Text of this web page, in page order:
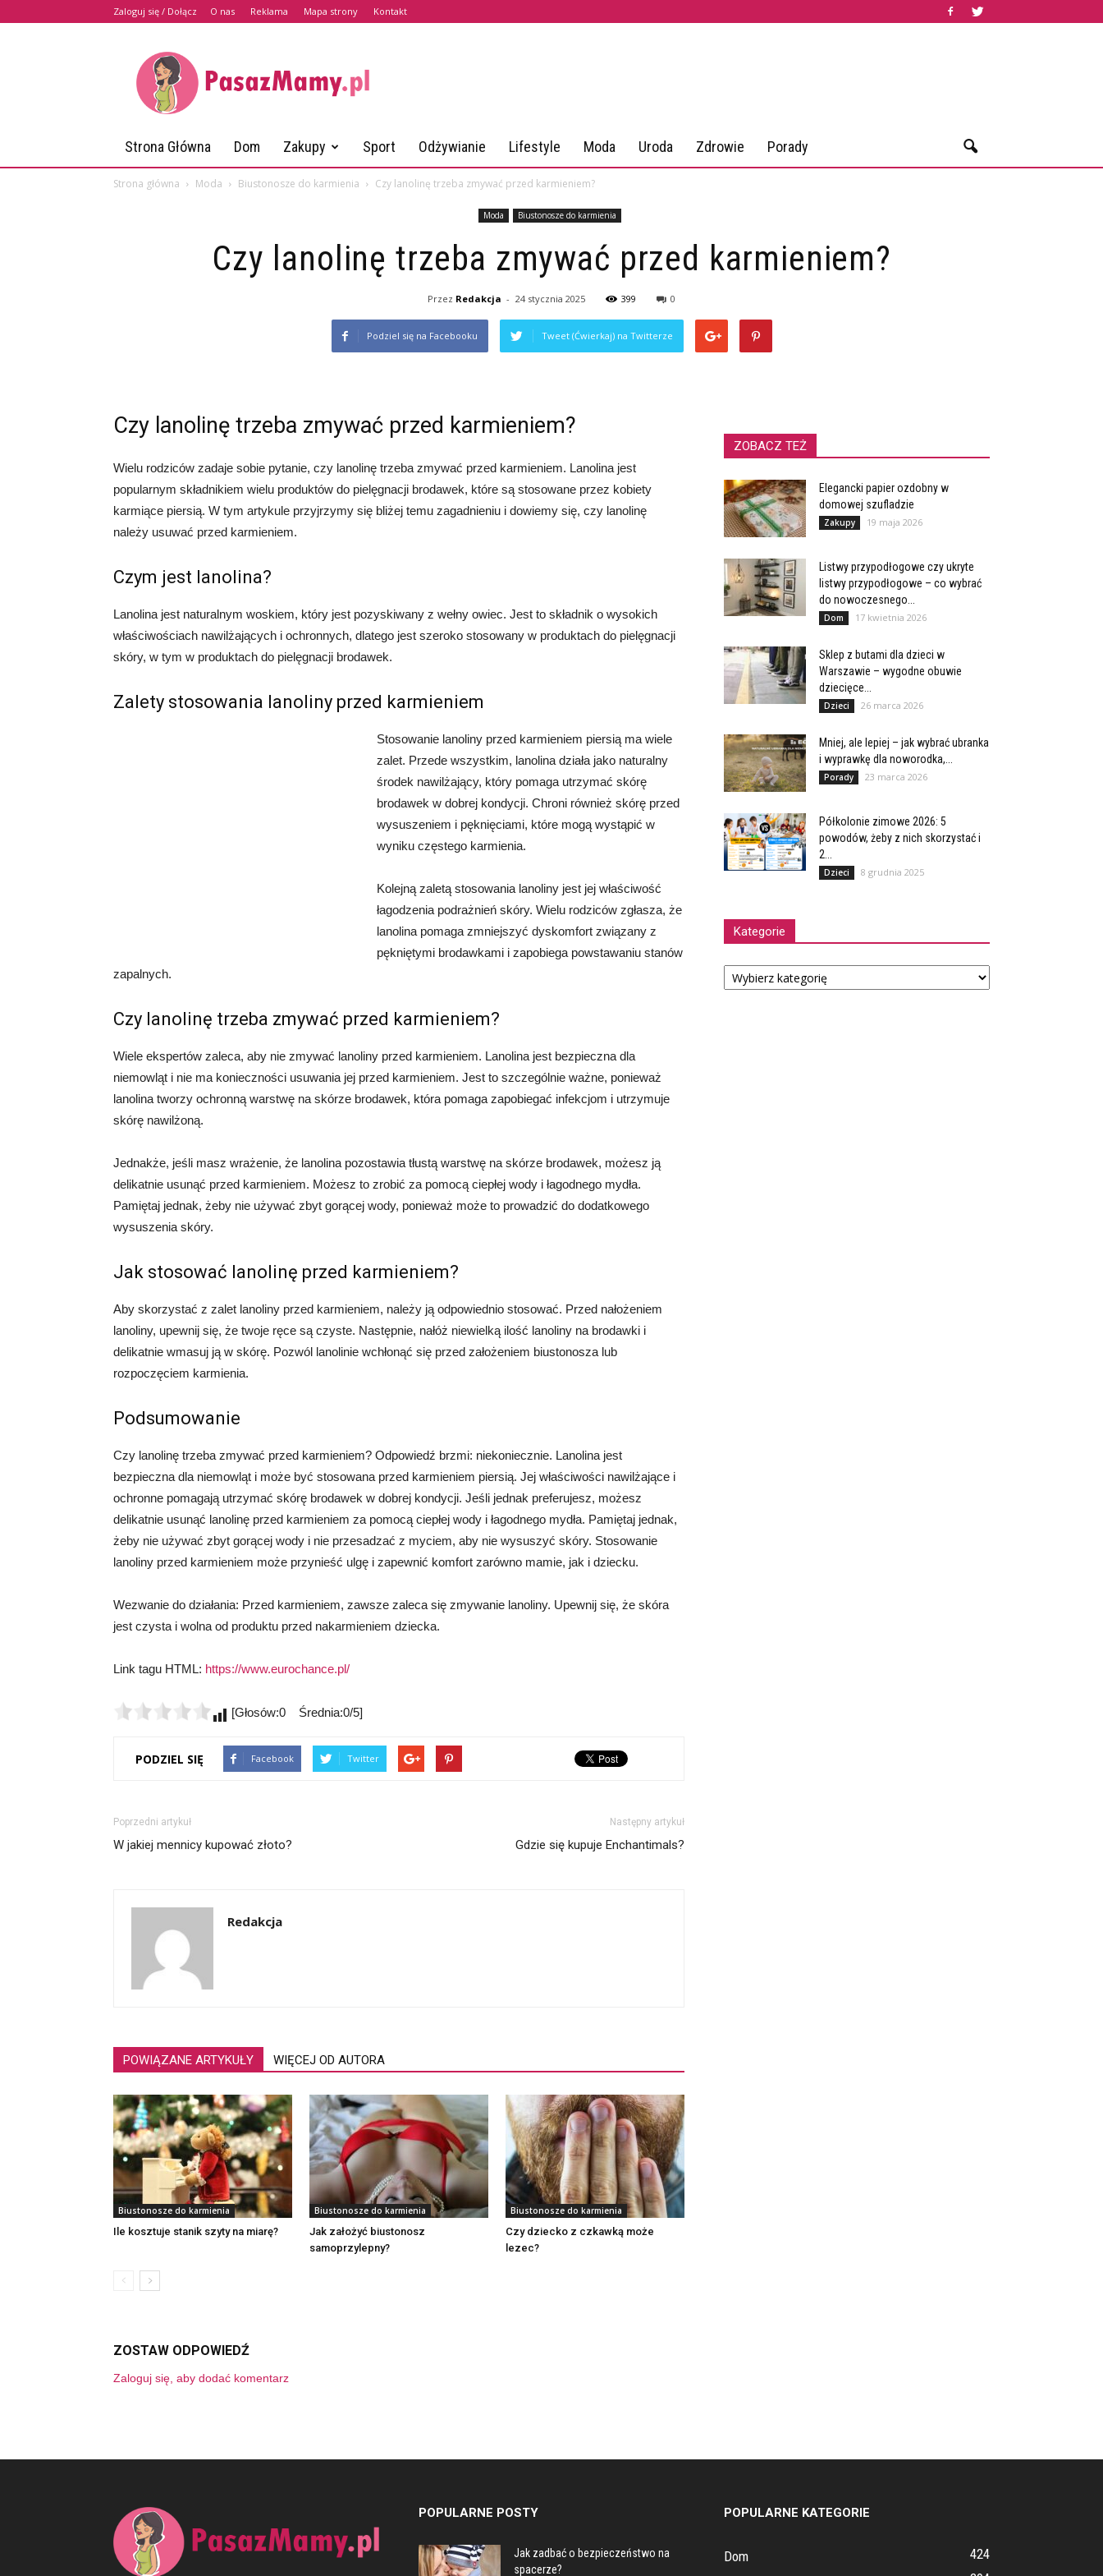
Zaloguj się / Dołącz O nas Reklama Mapa strony Kontakt
PasazMamy.pl
Strona Główna Dom Zakupy Sport Odżywianie Lifestyle Moda Uroda Zdrowie Porady
Strona główna Moda Biustonosze do karmienia Czy lanolinę trzeba zmywać przed karmieniem?
Moda Biustonosze do karmienia
Czy lanolinę trzeba zmywać przed karmieniem?
Przez Redakcja - 24 stycznia 2025 399 0
Podziel się na Facebooku Tweet (Ćwierkaj) na Twitterze
Czy lanolinę trzeba zmywać przed karmieniem?
Wielu rodziców zadaje sobie pytanie, czy lanolinę trzeba zmywać przed karmieniem. Lanolina jest
popularnym składnikiem wielu produktów do pielęgnacji brodawek, które są stosowane przez kobiety
karmiące piersią. W tym artykule przyjrzymy się bliżej temu zagadnieniu i dowiemy się, czy lanolinę
należy usuwać przed karmieniem.
Czym jest lanolina?
Lanolina jest naturalnym woskiem, który jest pozyskiwany z wełny owiec. Jest to składnik o wysokich
właściwościach nawilżających i ochronnych, dlatego jest szeroko stosowany w produktach do pielęgnacji
skóry, w tym w produktach do pielęgnacji brodawek.
Zalety stosowania lanoliny przed karmieniem
Stosowanie lanoliny przed karmieniem piersią ma wiele
zalet. Przede wszystkim, lanolina działa jako naturalny
środek nawilżający, który pomaga utrzymać skórę
brodawek w dobrej kondycji. Chroni również skórę przed
wysuszeniem i pęknięciami, które mogą wystąpić w
wyniku częstego karmienia.
Kolejną zaletą stosowania lanoliny jest jej właściwość
łagodzenia podrażnień skóry. Wielu rodziców zgłasza, że
lanolina pomaga zmniejszyć dyskomfort związany z
pękniętymi brodawkami i zapobiega powstawaniu stanów
zapalnych.
Czy lanolinę trzeba zmywać przed karmieniem?
Wiele ekspertów zaleca, aby nie zmywać lanoliny przed karmieniem. Lanolina jest bezpieczna dla
niemowląt i nie ma konieczności usuwania jej przed karmieniem. Jest to szczególnie ważne, ponieważ
lanolina tworzy ochronną warstwę na skórze brodawek, która pomaga zapobiegać infekcjom i utrzymuje
skórę nawilżoną.
Jednakże, jeśli masz wrażenie, że lanolina pozostawia tłustą warstwę na skórze brodawek, możesz ją
delikatnie usunąć przed karmieniem. Możesz to zrobić za pomocą ciepłej wody i łagodnego mydła.
Pamiętaj jednak, żeby nie używać zbyt gorącej wody, ponieważ może to prowadzić do dodatkowego
wysuszenia skóry.
Jak stosować lanolinę przed karmieniem?
Aby skorzystać z zalet lanoliny przed karmieniem, należy ją odpowiednio stosować. Przed nałożeniem
lanoliny, upewnij się, że twoje ręce są czyste. Następnie, nałóż niewielką ilość lanoliny na brodawki i
delikatnie wmasuj ją w skórę. Pozwól lanolinie wchłonąć się przed założeniem biustonosza lub
rozpoczęciem karmienia.
Podsumowanie
Czy lanolinę trzeba zmywać przed karmieniem? Odpowiedź brzmi: niekoniecznie. Lanolina jest
bezpieczna dla niemowląt i może być stosowana przed karmieniem piersią. Jej właściwości nawilżające i
ochronne pomagają utrzymać skórę brodawek w dobrej kondycji. Jeśli jednak preferujesz, możesz
delikatnie usunąć lanolinę przed karmieniem za pomocą ciepłej wody i łagodnego mydła. Pamiętaj jednak,
żeby nie używać zbyt gorącej wody i nie przesadzać z myciem, aby nie wysuszyć skóry. Stosowanie
lanoliny przed karmieniem może przynieść ulgę i zapewnić komfort zarówno mamie, jak i dziecku.
Wezwanie do działania: Przed karmieniem, zawsze zaleca się zmywanie lanoliny. Upewnij się, że skóra
jest czysta i wolna od produktu przed nakarmieniem dziecka.
Link tagu HTML: https://www.eurochance.pl/
[Głosów:0 Średnia:0/5]
PODZIEL SIĘ Facebook Twitter
Poprzedni artykuł
W jakiej mennicy kupować złoto?
Następny artykuł
Gdzie się kupuje Enchantimals?
Redakcja
POWIĄZANE ARTYKUŁY WIĘCEJ OD AUTORA
Biustonosze do karmienia
Ile kosztuje stanik szyty na miarę?
Biustonosze do karmienia
Jak założyć biustonosz
samoprzylepny?
Biustonosze do karmienia
Czy dziecko z czkawką może
lezec?
ZOSTAW ODPOWIEDŹ
Zaloguj się, aby dodać komentarz
ZOBACZ TEŻ
Elegancki papier ozdobny w
domowej szufladzie
Zakupy 19 maja 2026
Listwy przypodłogowe czy ukryte
listwy przypodłogowe – co wybrać
do nowoczesnego...
Dom 17 kwietnia 2026
Sklep z butami dla dzieci w
Warszawie – wygodne obuwie
dziecięce...
Dzieci 26 marca 2026
Mniej, ale lepiej – jak wybrać ubranka
i wyprawkę dla noworodka,...
Porady 23 marca 2026
Półkolonie zimowe 2026: 5
powodów, żeby z nich skorzystać i
2...
Dzieci 8 grudnia 2025
Kategorie
Kategorie
POPULARNE POSTY
Jak zadbać o bezpieczeństwo na
spacerze?
POPULARNE KATEGORIE
Dom
424